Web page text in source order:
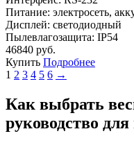
Питание: электросеть,
Дисплей: светодиодный
Пылевлагозащита: IP54
46840 руб.
Купить Подробнее
1 2 3 4 5 6 →
Как выбрать
руководство